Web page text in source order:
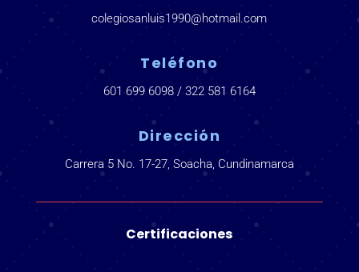
colegiosanluis1990@hotmail.com
Teléfono
601 699 6098 / 322 581 6164
Dirección
Carrera 5 No. 17-27, Soacha, Cundinamarca
Certificaciones